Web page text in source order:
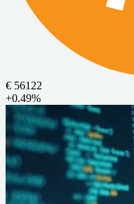
€ 56122
+0.49%